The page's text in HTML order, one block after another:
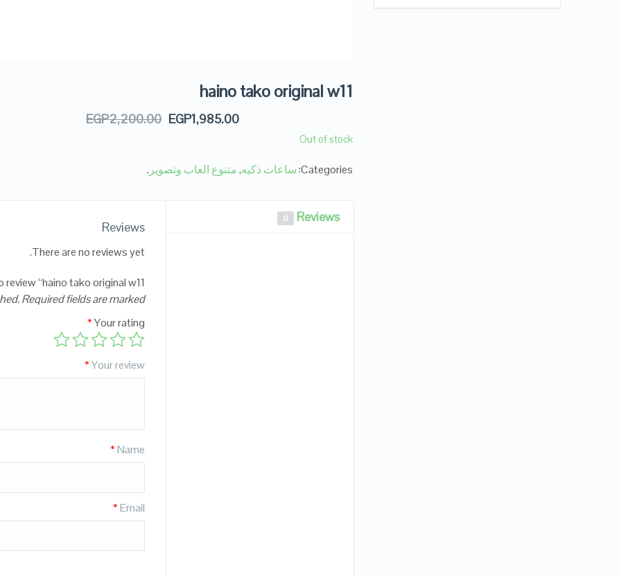
haino tako original w11
EGP2,200.00 EGP1,985.00
Out of stock
Categories: ساعات ذكيه,متنوع العاب وتصوير .
Reviews
0
Reviews
There are no reviews yet.
“haino tako original w11”
Required fields are marked
Your rating
*
Your review
*
Name
*
Email
*